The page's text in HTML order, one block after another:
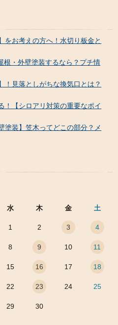
をお考えの方へ！水切り板金と
根・外壁塗装するなら？プチ情
！見落としがちな換気口とは？
！【シロアリ対策の重要なポイ
塗装】笠木ってどこの部分？メ
水 木 金 土
1 2 3 4
8 9 10 11
15 16 17 18
22 23 24 25
29 30